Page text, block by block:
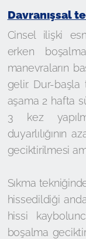
Davranışsal
Cinsel ilişki
erken
manevraların
gelir. Dur-başla
aşama 2 hafta
3 kez
duyarlılığının
geciktirilmesi
Sıkma
hissedildiği
hissi
boşalma